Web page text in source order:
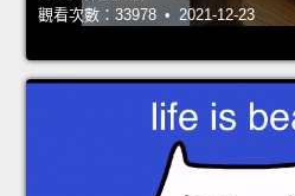
觀看次數：33978 • 2021-12-23